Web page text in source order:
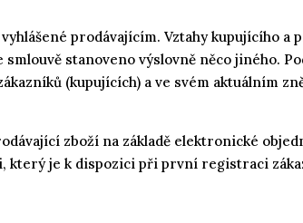
prodávajícím. Vztahy kupujícího a
stanoveno výslovně něco jiného.
(kupujících) a ve svém aktuálním
zboží na základě elektronické
který je k dispozici při první registraci